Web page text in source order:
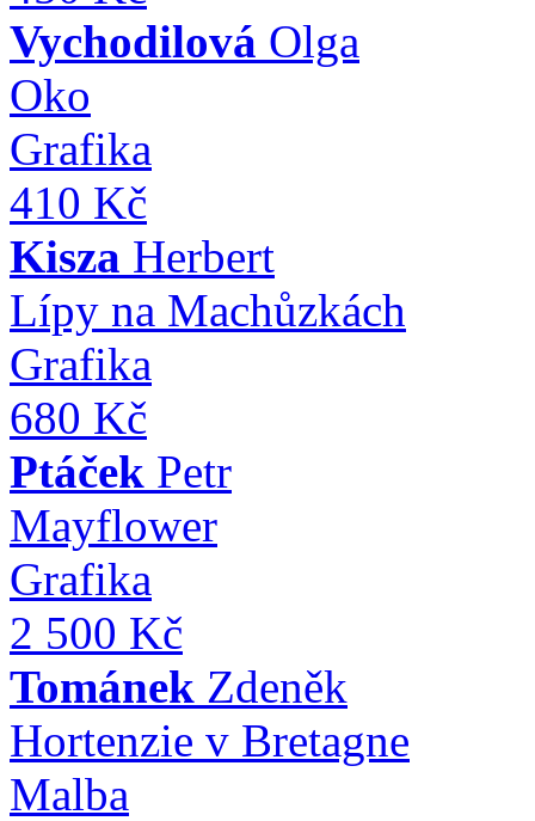
Vychodilová Olga
Oko
Grafika
410 Kč
Kisza Herbert
Lípy na Machůzkách
Grafika
680 Kč
Ptáček Petr
Mayflower
Grafika
2 500 Kč
Tománek Zdeněk
Hortenzie v Bretagne
Malba